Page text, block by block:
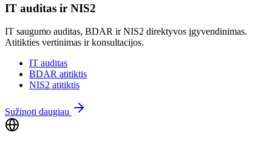
IT auditas ir NIS2
IT saugumo auditas, BDAR ir NIS2 direktyvos įgyvendinimas.
Atitikties vertinimas ir konsultacijos.
IT auditas
BDAR atitiktis
NIS2 atitiktis
Sužinoti daugiau